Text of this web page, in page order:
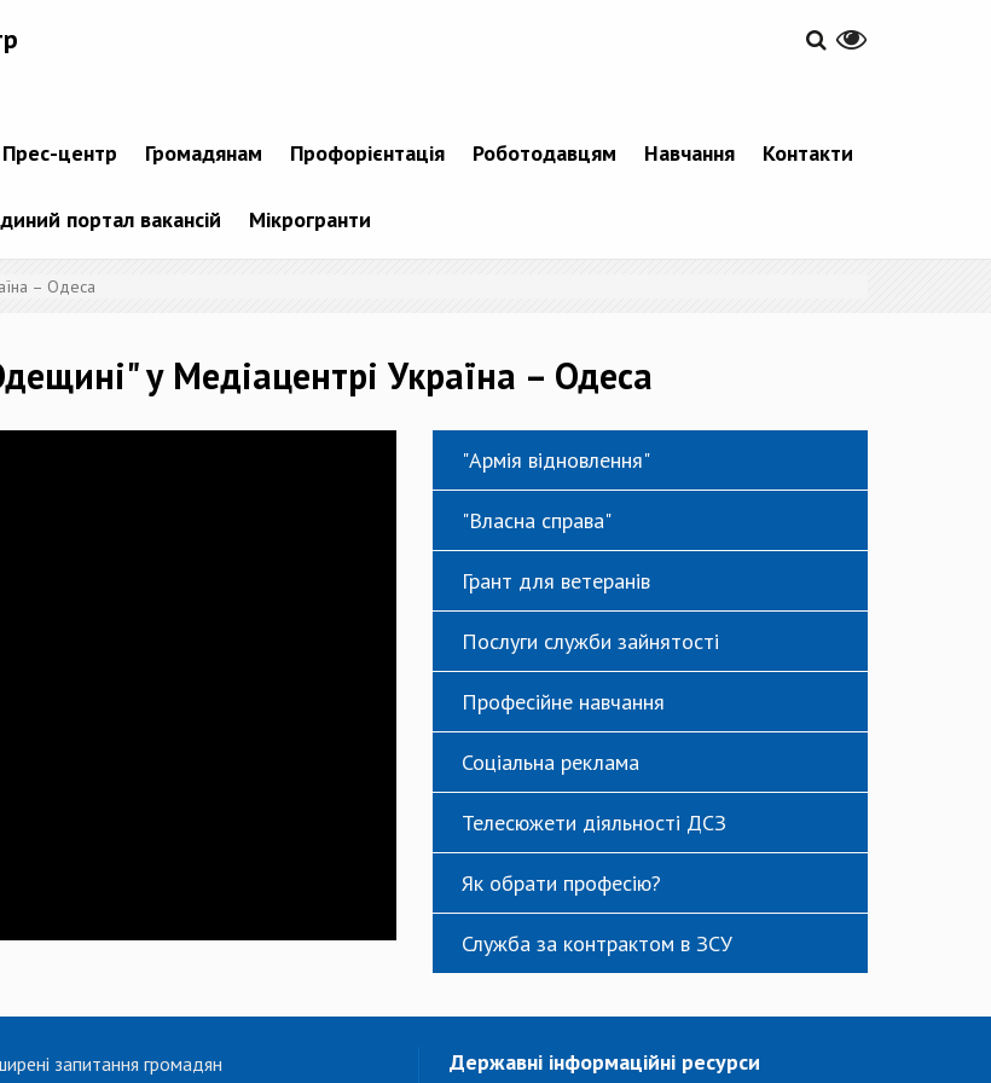
Прес-центр Громадянам Профорієнтація Роботодавцям Навчання Контакти
портал вакансій Мікрогранти
– Одеса
у Медіацентрі Україна – Одеса
"Армія відновлення"
"Власна справа"
Грант для ветеранів
Послуги служби зайнятості
Професійне навчання
Соціальна реклама
Телесюжети діяльності ДСЗ
Як обрати професію?
Служба за контрактом в ЗСУ
запитання громадян Державні інформаційні ресурси